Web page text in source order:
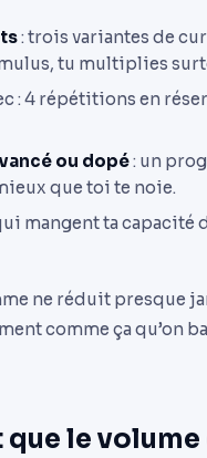
: trois variantes de
tu multiplies
: 4 répétitions en
ou dopé: un
que toi te noie.
mangent ta capacité
ne réduit presque
comme ça qu’on
le